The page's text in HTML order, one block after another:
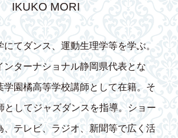
IKUKO MORI
にてダンス、運動生理学等を学ぶ。
ンターナショナル静岡県代表とな
学園橘高等学校講師として在籍。そ
としてジャズダンスを指導。ショー
、テレビ、ラジオ、新聞等で広く活